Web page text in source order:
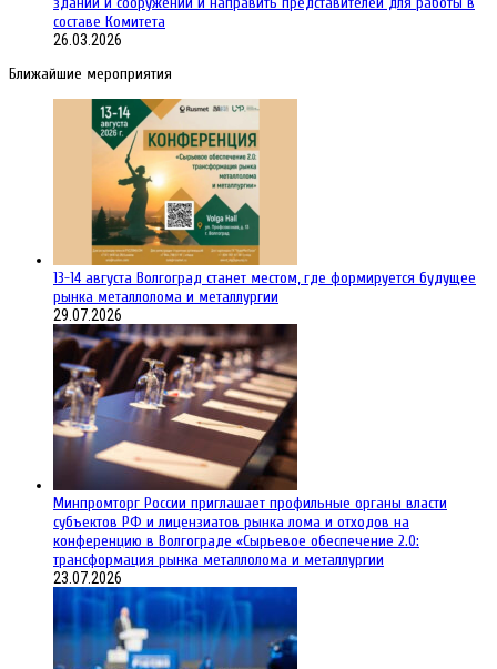
составе Комитета
26.03.2026
Ближайшие мероприятия
13-14 августа Волгоград станет местом, где формируется будущее
рынка металлолома и металлургии
29.07.2026
Минпромторг России приглашает профильные органы власти
субъектов РФ и лицензиатов рынка лома и отходов на
конференцию в Волгограде «Сырьевое обеспечение 2.0:
трансформация рынка металлолома и металлургии
23.07.2026